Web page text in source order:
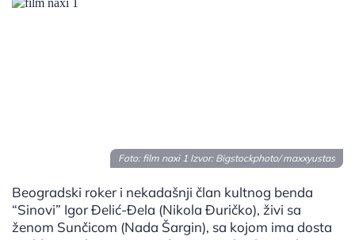
Foto: film naxi 1 Izvor: Bigstockphoto/ maxxyustas
Beogradski roker i nekadašnji član kultnog benda
“Sinovi” Igor Đelić-Đela (Nikola Đuričko), živi sa
ženom Sunčicom (Nada Šargin), sa kojom ima dosta